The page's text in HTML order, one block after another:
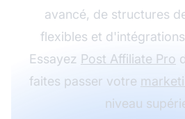
avancé, de structures
flexibles et
Essayez Post Affiliate Pro
faites passer votre
niveau